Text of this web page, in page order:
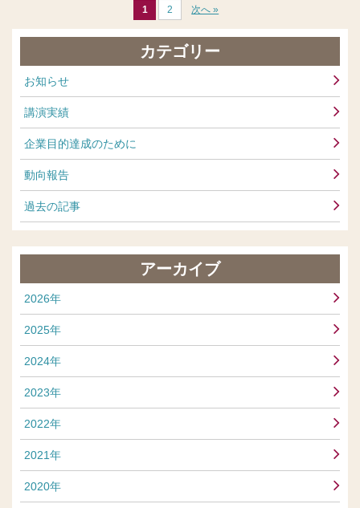
1 2 次へ »
カテゴリー
お知らせ
講演実績
企業目的達成のために
動向報告
過去の記事
アーカイブ
2026年
2025年
2024年
2023年
2022年
2021年
2020年